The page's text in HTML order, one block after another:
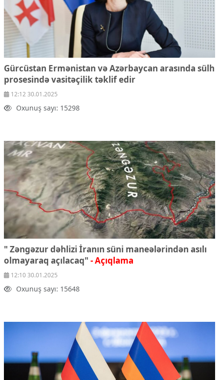
Gürcüstan Ermənistan və Azərbaycan arasında sülh
prosesində vasitəçilik təklif edir
12:12 30.01.2025
Oxunuş sayı: 15298
" Zəngəzur dəhlizi İranın süni maneələrindən asılı
olmayaraq açılacaq" - Açıqlama
12:10 30.01.2025
Oxunuş sayı: 15648